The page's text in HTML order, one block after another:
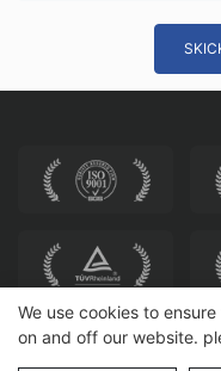
We use cookies to
on and off our website.